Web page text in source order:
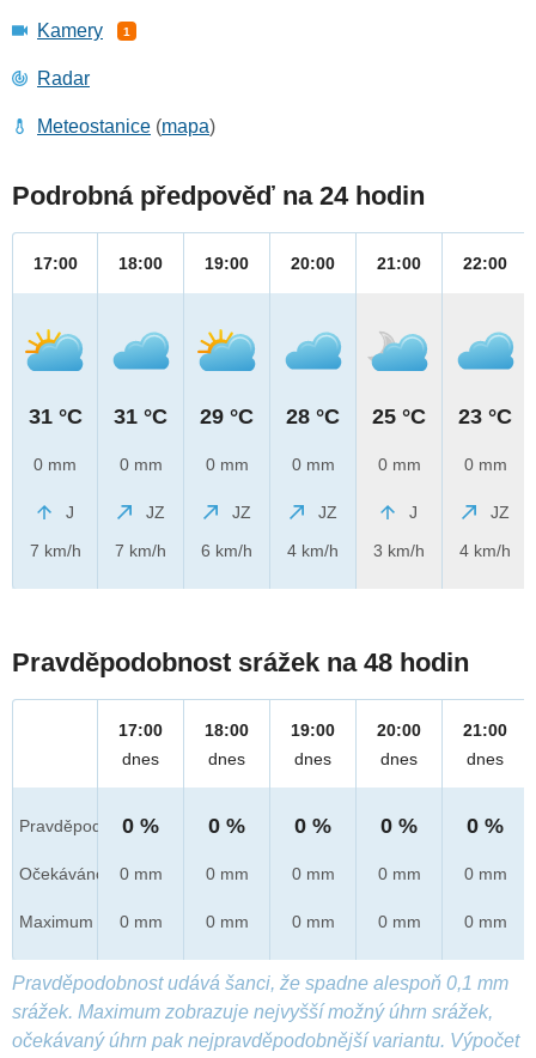
Kamery 1
Radar
Meteostanice (mapa)
Podrobná předpověď na 24 hodin
17:00
31 °C
0 mm
J
7 km/h
18:00
31 °C
0 mm
JZ
7 km/h
19:00
29 °C
0 mm
JZ
6 km/h
20:00
28 °C
0 mm
JZ
4 km/h
21:00
25 °C
0 mm
J
3 km/h
22:00
23 °C
0 mm
JZ
4 km/h
Pravděpodobnost srážek na 48 hodin
Pravděpod.
Očekáváno
Maximum
17:00
dnes
0 %
0 mm
0 mm
18:00
dnes
0 %
0 mm
0 mm
19:00
dnes
0 %
0 mm
0 mm
20:00
dnes
0 %
0 mm
0 mm
21:00
dnes
0 %
0 mm
0 mm
Pravděpodobnost udává šanci, že spadne alespoň 0,1 mm
srážek. Maximum zobrazuje nejvyšší možný úhrn srážek,
očekávaný úhrn pak nejpravděpodobnější variantu. Výpočet